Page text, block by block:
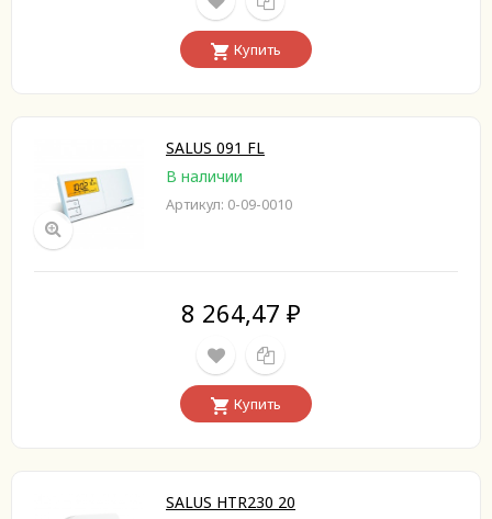
Купить
SALUS 091 FL
В наличии
Артикул: 0-09-0010
8 264,47 ₽
Купить
SALUS HTR230 20